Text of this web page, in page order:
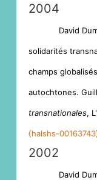
2004
David
solidarités
champs
autochtones.
transnationales,
⟨halshs-
2002
David